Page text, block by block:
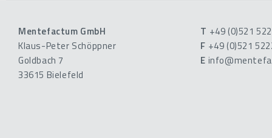
Mentefactum GmbH
Klaus-Peter Schöppner
Goldbach 7
33615 Bielefeld
T +49 (0)521
F +49 (0)521
E